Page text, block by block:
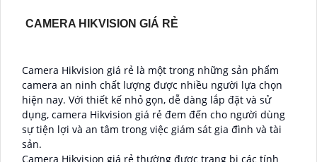
CAMERA HIKVISION GIÁ RẺ
Camera Hikvision giá rẻ là một trong những sản phẩm
camera an ninh chất lượng được nhiều người lựa chọn
hiện nay. Với thiết kế nhỏ gọn, dễ dàng lắp đặt và sử
dụng, camera Hikvision giá rẻ đem đến cho người dùng
sự tiện lợi và an tâm trong việc giám sát gia đình và tài
sản.
Camera Hikvision giá rẻ thường được trang bị các tính